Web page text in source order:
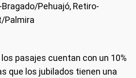
Pehuajó, Retiro-
Palmira
pasajes cuentan con un 10%
que los jubilados tienen una